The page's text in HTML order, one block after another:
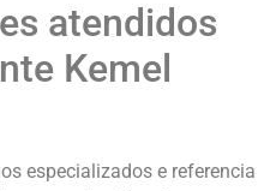
atendidos
Kemel
especializados e referencia